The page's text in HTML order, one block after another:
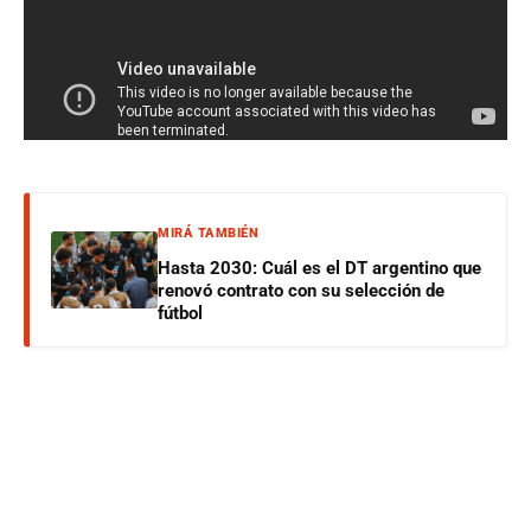
MIRÁ TAMBIÉN
Hasta 2030: Cuál es el DT argentino que
renovó contrato con su selección de
fútbol